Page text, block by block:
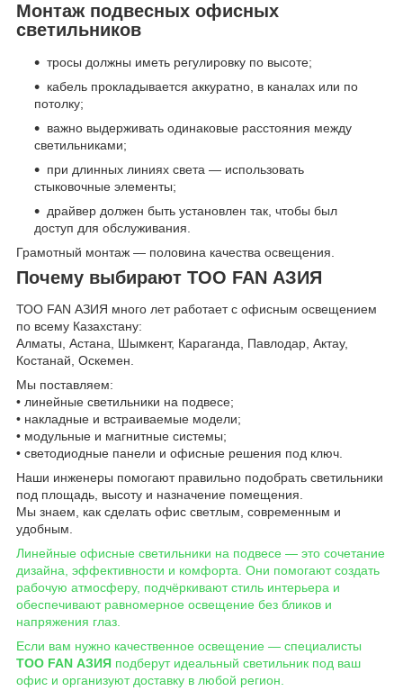
Монтаж подвесных офисных
светильников
тросы должны иметь регулировку по высоте;
кабель прокладывается аккуратно, в каналах или по
потолку;
важно выдерживать одинаковые расстояния между
светильниками;
при длинных линиях света — использовать
стыковочные элементы;
драйвер должен быть установлен так, чтобы был
доступ для обслуживания.
Грамотный монтаж — половина качества освещения.
Почему выбирают ТОО FAN АЗИЯ
ТОО FAN АЗИЯ много лет работает с офисным освещением
по всему Казахстану:
Алматы, Астана, Шымкент, Караганда, Павлодар, Актау,
Костанай, Оскемен.
Мы поставляем:
• линейные светильники на подвесе;
• накладные и встраиваемые модели;
• модульные и магнитные системы;
• светодиодные панели и офисные решения под ключ.
Наши инженеры помогают правильно подобрать светильники
под площадь, высоту и назначение помещения.
Мы знаем, как сделать офис светлым, современным и
удобным.
Линейные офисные светильники на подвесе — это сочетание
дизайна, эффективности и комфорта. Они помогают создать
рабочую атмосферу, подчёркивают стиль интерьера и
обеспечивают равномерное освещение без бликов и
напряжения глаз.
Если вам нужно качественное освещение — специалисты
ТОО FAN АЗИЯ подберут идеальный светильник под ваш
офис и организуют доставку в любой регион.